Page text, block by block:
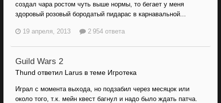
создал чара ростом чуть выше нормы, то бегает у меня
здоровый розовый бородатый пидарас в карнавальной...
19 апреля, 2013 2 954 ответа
Guild Wars 2
Thund ответил Larus в теме Игротека
Играл с момента выхода, но подзабил через месяцок или
около того, т.к. мейн квест багнул и надо было ждать патча.